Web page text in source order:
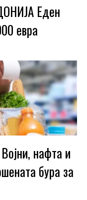
Еден
евра
нафта и
бура за